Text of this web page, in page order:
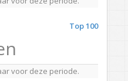
Top 100
voor deze periode.